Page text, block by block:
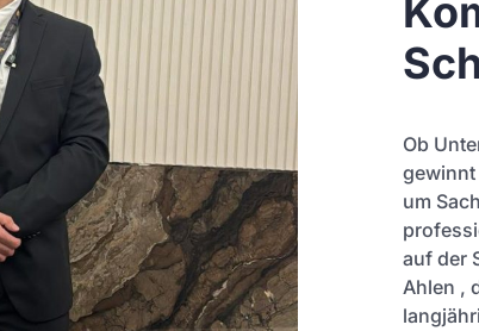
Ob
gewinnt
um
auf der
Ahlen ,